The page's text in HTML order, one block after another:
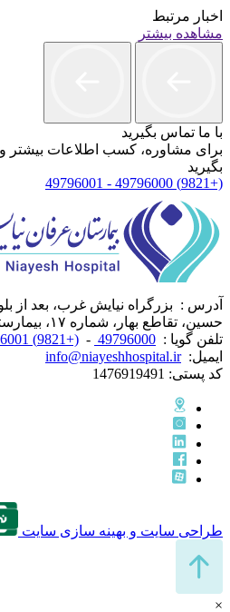
اخبار مرتبط
مشاهده بیشتر
با ما تماس بگیرید
برای مشاوره، کسب اطلاعات بیشتر
بگیرید
(+9821) 49796000 - 49796001
آدرس : بزرگراه نیایش غرب، بعد از
حسین، تقاطع بهار، شماره ۱۷، بیمارستان عرفان نیایش
تلفن گویا : 49796000
-
(+9821) 49796001
ایمیل: info@niayeshhospital.ir
کد پستی: 1476919491
طراحی سایت و بهینه سازی سایت
×